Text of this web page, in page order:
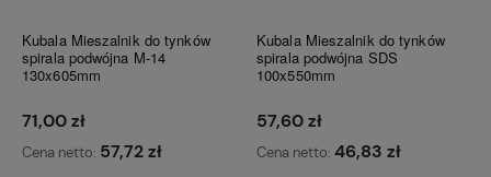
Kubala Mieszalnik do tynków
spirala podwójna M-14
130x605mm
71,00 zł
Cena netto: 57,72 zł
Kubala Mieszalnik do tynków
spirala podwójna SDS
100x550mm
57,60 zł
Cena netto: 46,83 zł